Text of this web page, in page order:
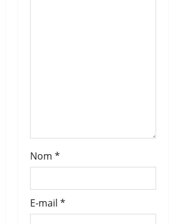
l
e
Nom *
E-mail *